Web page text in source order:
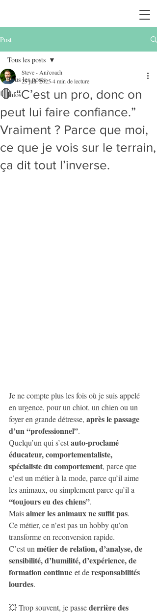
Post
Tous les posts
Infos
Tous les posts
🛑 “C’est un pro, donc on
peut lui faire confiance.”
Vraiment ? Parce que moi,
ce que je vois sur le terrain,
ça dit tout l’inverse.
Steve - Ani'coach
25 juil. 20254 min de lecture
Je ne compte plus les fois où je suis appelé
en urgence, pour un chiot, un chien ou un
foyer en grande détresse, après le passage
d’un “professionnel”.
Quelqu’un qui s’est auto-proclamé
éducateur, comportementaliste,
spécialiste du comportement, parce que
c’est un métier à la mode, parce qu’il aime
les animaux, ou simplement parce qu’il a
“toujours eu des chiens”.
Mais aimer les animaux ne suffit pas.
Ce métier, ce n’est pas un hobby qu’on
transforme en reconversion rapide.
C’est un métier de relation, d’analyse, de
sensibilité, d’humilité, d’expérience, de
formation continue et de responsabilités
lourdes.
💥 Trop souvent, je passe derrière des